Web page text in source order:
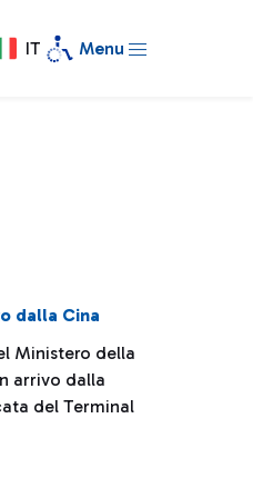
IT Menu
dalla Cina
Ministero della
arrivo dalla
del Terminal